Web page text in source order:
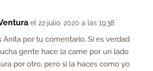
el 22 julio, 2020 a las 19:38
Anita por tu comentario. Si es verdad
gente hace la carne por un lado
por otro, pero si la haces como yo